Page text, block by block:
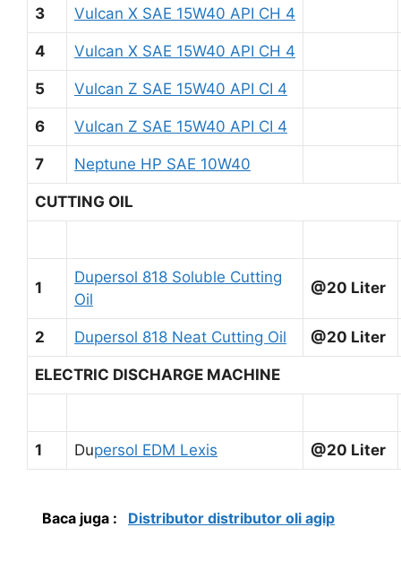
3 Vulcan X SAE 15W40 API CH 4
4 Vulcan X SAE 15W40 API CH 4
5 Vulcan Z SAE 15W40 API CI 4
6 Vulcan Z SAE 15W40 API CI 4
7 Neptune HP SAE 10W40
CUTTING OIL
1
Dupersol 818 Soluble Cutting
Oil
@20 Liter
2 Dupersol 818 Neat Cutting Oil @20 Liter
ELECTRIC DISCHARGE MACHINE
1 Dupersol EDM Lexis @20 Liter
Baca juga : Distributor distributor oli agip